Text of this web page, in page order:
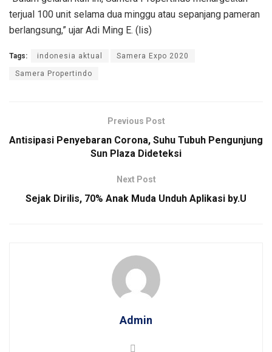
terjual 100 unit selama dua minggu atau sepanjang pameran
berlangsung,” ujar Adi Ming E. (lis)
Tags: indonesia aktual Samera Expo 2020
Samera Propertindo
Previous Post
Antisipasi Penyebaran Corona, Suhu Tubuh Pengunjung
Sun Plaza Dideteksi
Next Post
Sejak Dirilis, 70% Anak Muda Unduh Aplikasi by.U
Admin